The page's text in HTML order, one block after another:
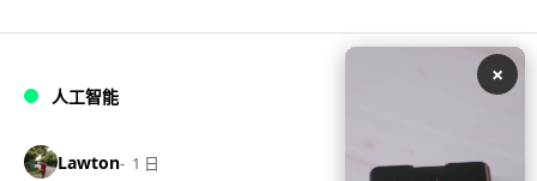
人工智能
Lawton 1 日
×